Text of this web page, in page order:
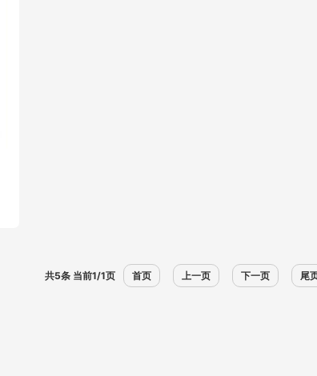
共5条 当前1/1页 首页 上一页 下一页 尾